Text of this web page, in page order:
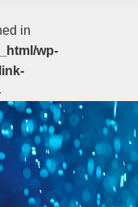
in
wp-